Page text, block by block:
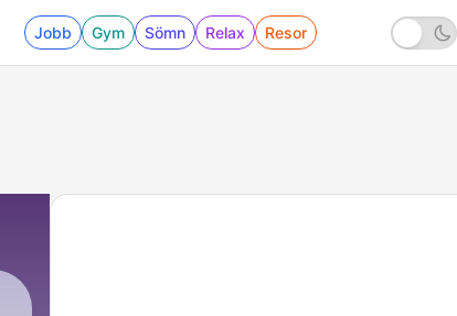
Jobb Gym Sömn Relax Resor